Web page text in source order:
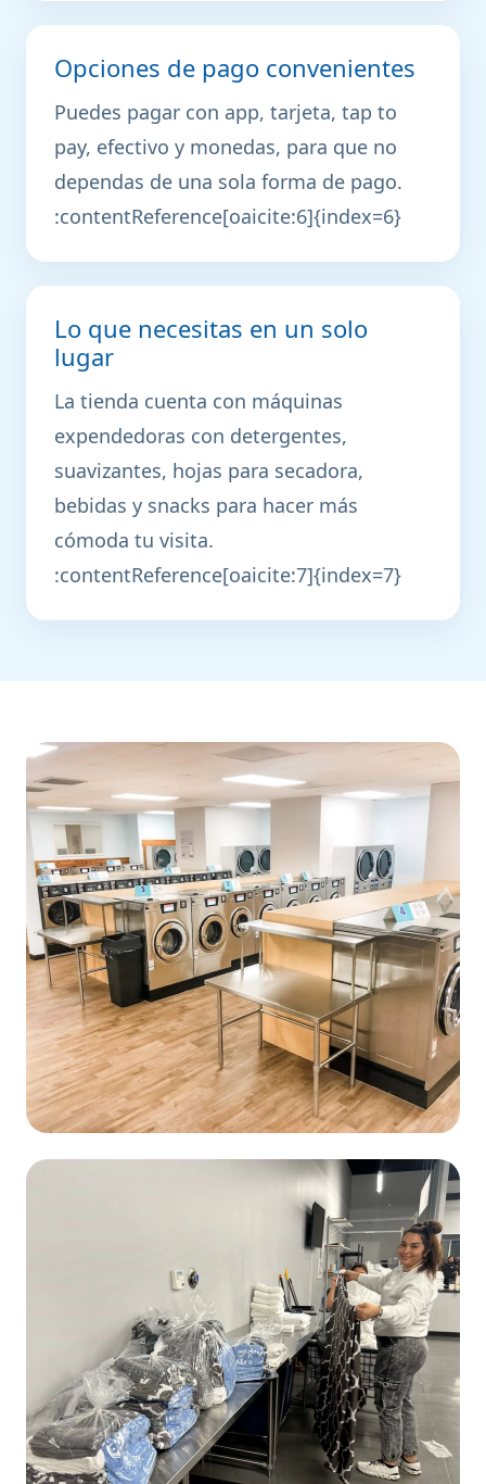
Opciones de pago convenientes
Puedes pagar con app, tarjeta, tap to
pay, efectivo y monedas, para que no
dependas de una sola forma de pago.
:contentReference[oaicite:6]{index=6}
Lo que necesitas en un solo
lugar
La tienda cuenta con máquinas
expendedoras con detergentes,
suavizantes, hojas para secadora,
bebidas y snacks para hacer más
cómoda tu visita.
:contentReference[oaicite:7]{index=7}